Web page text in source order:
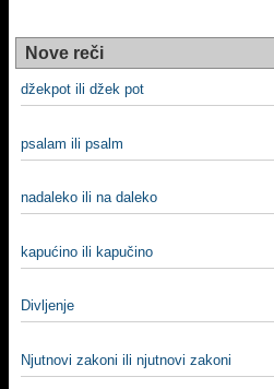
Nove reči
džekpot ili džek pot
psalam ili psalm
nadaleko ili na daleko
kapućino ili kapučino
Divljenje
Njutnovi zakoni ili njutnovi zakoni